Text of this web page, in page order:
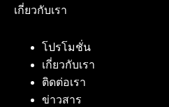
เกี่ยวกับเรา
โปรโมชั่น
เกี่ยวกับเรา
ติดต่อเรา
ข่าวสาร